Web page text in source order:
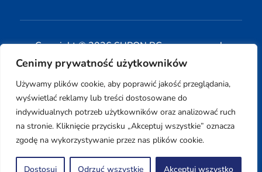
Cenimy prywatność użytkowników
Używamy plików cookie, aby poprawić jakość przeglądania,
wyświetlać reklamy lub treści dostosowane do
indywidualnych potrzeb użytkowników oraz analizować ruch
na stronie. Kliknięcie przycisku „Akceptuj wszystkie” oznacza
zgodę na wykorzystywanie przez nas plików cookie.
Dostosuj Odrzuć wszystkie Akceptuj wszystko
Copyright © 2026 SUPON BC sp, z o. o. sp. k.
| Realizacja: www.woh.group
Rozwiązania technologiczne:iSerwer.pl